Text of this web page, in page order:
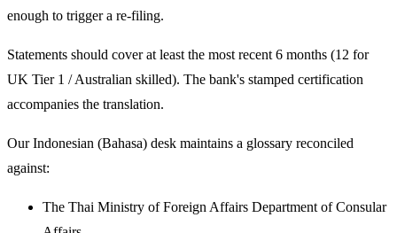
enough to trigger a re-filing.
Statements should cover at least the most recent 6 months (12 for
UK Tier 1 / Australian skilled). The bank's stamped certification
accompanies the translation.
Our Indonesian (Bahasa) desk maintains a glossary reconciled
against:
The Thai Ministry of Foreign Affairs Department of Consular